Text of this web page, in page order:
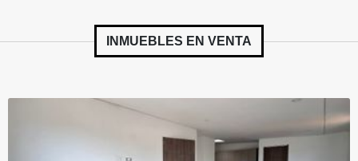
INMUEBLES EN VENTA